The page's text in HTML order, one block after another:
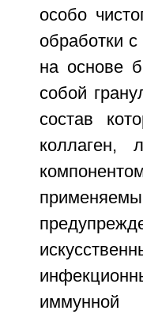
особо
обработки
на основе
собой
состав
коллаген,
иммунной